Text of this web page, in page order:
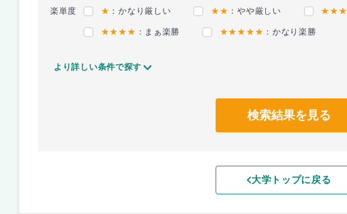
楽単度 ★ ：かなり厳しい ★★ ：やや厳しい ★★★
★★★★ ：まぁ楽勝 ★★★★★ ：かなり楽勝
より詳しい条件で探す
検索結果を見る
大学トップに戻る